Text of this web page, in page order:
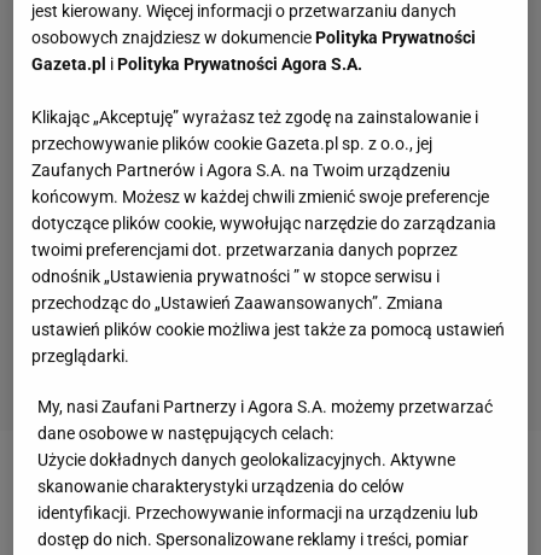
Zobacz wideoZnamy kulisy wycofania się
Pudzianowskiego z KSW 100. "Rekordowa wypłata"
jest kierowany. Więcej informacji o przetwarzaniu danych
osobowych znajdziesz w dokumenciePolityka Prywatności
Gazeta.pl iPolityka Prywatności Agora S.A.
Klikając „Akceptuję” wyrażasz też zgodę na zainstalowanie i
przechowywanie plików cookie Gazeta.pl sp. z o.o., jej
Zaufanych Partnerów i Agora S.A. na Twoim urządzeniu
końcowym. Możesz w każdej chwili zmienić swoje preferencje
dotyczące plików cookie, wywołując narzędzie do zarządzania
twoimi preferencjami dot. przetwarzania danych poprzez
odnośnik „Ustawienia prywatności ” w stopce serwisu i
przechodząc do „Ustawień Zaawansowanych”. Zmiana
ustawień plików cookie możliwa jest także za pomocą ustawień
przeglądarki.
My, nasi Zaufani Partnerzy i Agora S.A. możemy przetwarzać
dane osobowe w następujących celach:
Użycie dokładnych danych geolokalizacyjnych. Aktywne
skanowanie charakterystyki urządzenia do celów
identyfikacji. Przechowywanie informacji na urządzeniu lub
dostęp do nich. Spersonalizowane reklamy i treści, pomiar